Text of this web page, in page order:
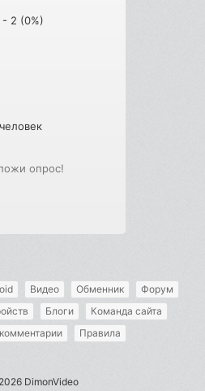
2 (0%)
опрос!
Видео Обменник
Форум
Блоги
Команда сайта
Правила
DimonVideo